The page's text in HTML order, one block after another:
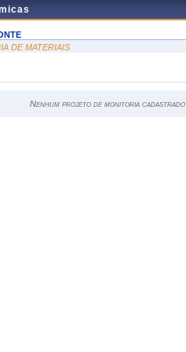
DE MATERIAIS
Nenhum projeto de monitoria cadastrado